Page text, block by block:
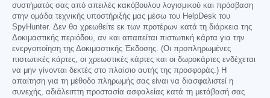
συστήματός σας από απειλές κακόβουλου λογισμικού και πρόσβαση
στην ομάδα τεχνικής υποστήριξής μας μέσω του HelpDesk του
SpyHunter. Δεν θα χρεωθείτε εκ των προτέρων κατά τη διάρκεια της
Δοκιμαστικής περιόδου, αν και απαιτείται πιστωτική κάρτα για την
ενεργοποίηση της Δοκιμαστικής Έκδοσης. (Οι προπληρωμένες
πιστωτικές κάρτες, οι χρεωστικές κάρτες και οι δωροκάρτες ενδέχεται
να μην γίνονται δεκτές στο πλαίσιο αυτής της προσφοράς.) Η
απαίτηση για τη μέθοδο πληρωμής σας είναι να διασφαλιστεί η
συνεχής, αδιάλειπτη προστασία ασφαλείας κατά τη μετάβασή σας